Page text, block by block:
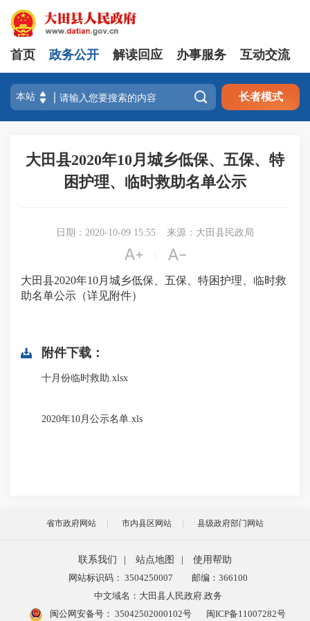
首页 政务公开 解读回应 办事服务 互动交流
 长者模式
大田县2020年10月城乡低保、五保、特
困护理、临时救助名单公示
日期：2020-10-09 15:55 来源：大田县民政局
 
大田县2020年10月城乡低保、五保、特困护理、临时救
助名单公示（详见附件）
附件下载：
十月份临时救助.xlsx
2020年10月公示名单.xls
省市政府网站 市内县区网站 县级政府部门网站
联系我们 站点地图
使用帮助
网站标识码： 3504250007
邮编：366100
中文域名：大田县人民政府.政务
闽公网安备号： 35042502000102号 闽ICP备11007282号